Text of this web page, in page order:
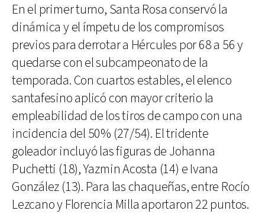
En el primer turno, Santa Rosa conservó la
dinámica y el ímpetu de los compromisos
previos para derrotar a Hércules por 68 a 56 y
quedarse con el subcampeonato de la
temporada. Con cuartos estables, el elenco
santafesino aplicó con mayor criterio la
empleabilidad de los tiros de campo con una
incidencia del 50% (27/54). El tridente
goleador incluyó las figuras de Johanna
Puchetti (18), Yazmin Acosta (14) e Ivana
González (13). Para las chaqueñas, entre Rocío
Lezcano y Florencia Milla aportaron 22 puntos.